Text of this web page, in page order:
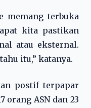
memang terbuka
kita pastikan
atau eksternal.
itu,” katanya.
postif terpapar
orang ASN dan 23